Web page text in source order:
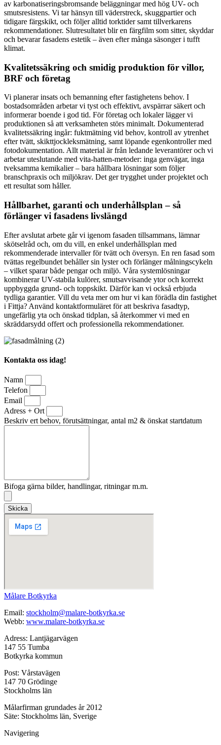
av karbonatiseringsbromsande beläggningar med hög UV- och
smutsresistens. Vi tar hänsyn till väderstreck, skuggpartier och
tidigare färgskikt, och följer alltid torktider samt tillverkarens
rekommendationer. Slutresultatet blir en färgfilm som sitter, skyddar
och bevarar fasadens estetik – även efter många säsonger i tufft
klimat.
Kvalitetssäkring och smidig produktion för villor,
BRF och företag
Vi planerar insats och bemanning efter fastighetens behov. I
bostadsområden arbetar vi tyst och effektivt, avspärrar säkert och
informerar boende i god tid. För företag och lokaler lägger vi
produktionen så att verksamheten störs minimalt. Dokumenterad
kvalitetssäkring ingår: fuktmätning vid behov, kontroll av ytrenhet
efter tvätt, skikttjockleksmätning, samt löpande egenkontroller med
fotodokumentation. Allt material är från ledande leverantörer och vi
arbetar uteslutande med vita-hatten-metoder: inga genvägar, inga
tveksamma kemikalier – bara hållbara lösningar som följer
branschpraxis och miljökrav. Det ger trygghet under projektet och
ett resultat som håller.
Hållbarhet, garanti och underhållsplan – så
förlänger vi fasadens livslängd
Efter avslutat arbete går vi igenom fasaden tillsammans, lämnar
skötselråd och, om du vill, en enkel underhållsplan med
rekommenderade intervaller för tvätt och översyn. En ren fasad som
tvättas regelbundet behåller sin lyster och förlänger målningscykeln
– vilket sparar både pengar och miljö. Våra systemlösningar
kombinerar UV-stabila kulörer, smutsavvisande ytor och korrekt
uppbyggda grund- och toppskikt. Därför kan vi också erbjuda
tydliga garantier. Vill du veta mer om hur vi kan förädla din fastighet
i Fittja? Använd kontaktformuläret för att beskriva fasadtyp,
ungefärlig yta och önskad tidplan, så återkommer vi med en
skräddarsydd offert och professionella rekommendationer.
Kontakta oss idag!
Namn
Telefon
Email
Adress + Ort
Beskriv ert behov, förutsättningar, antal m2 & önskat startdatum
Bifoga gärna bilder, handlingar, ritningar m.m.
Skicka
Målare Botkyrka
Email: stockholm@malare-botkyrka.se
Webb: www.malare-botkyrka.se
Adress: Lantjägarvägen
147 55 Tumba
Botkyrka kommun
Post: Vårstavägen
147 70 Grödinge
Stockholms län
Målarfirman grundades år 2012
Säte: Stockholms län, Sverige
Navigering